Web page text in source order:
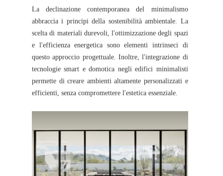
La declinazione contemporanea del minimalismo
abbraccia i principi della sostenibilità ambientale. La
scelta di materiali durevoli, l'ottimizzazione degli spazi
e l'efficienza energetica sono elementi intrinseci di
questo approccio progettuale. Inoltre, l'integrazione di
tecnologie smart e domotica negli edifici minimalisti
permette di creare ambienti altamente personalizzati e
efficienti, senza compromettere l'estetica essenziale.